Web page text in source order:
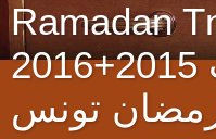
Ramadan
2016+2015 اعادة مسلسلات
تونس